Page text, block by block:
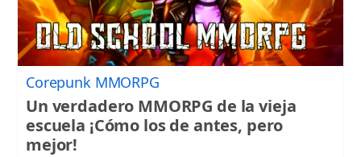
Corepunk MMORPG
Un verdadero MMORPG de la vieja
escuela ¡Cómo los de antes, pero
mejor!